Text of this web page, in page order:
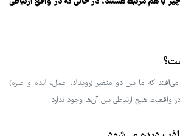
که ما بین دو متغیر (رویداد، عمل، ایده و غیره)
واقعیت هیچ ارتباطی بین آن‌ها وجود ندارد.